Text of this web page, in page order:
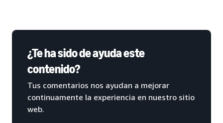
¿Te ha sido de ayuda este
contenido?
Tus comentarios nos ayudan a mejorar
continuamente la experiencia en nuestro sitio
web.